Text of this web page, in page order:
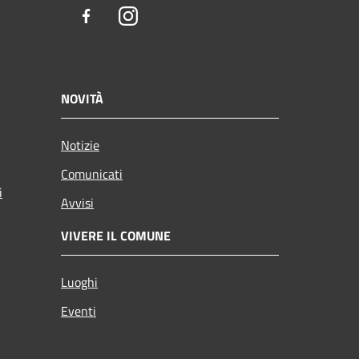
FacebookInstagram
NOVITÀ
Notizie
Comunicati
Avvisi
VIVERE IL COMUNE
Luoghi
Eventi